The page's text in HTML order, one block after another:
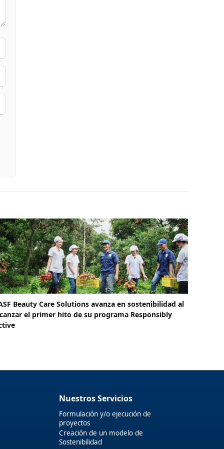
Beauty Care Solutions avanza en sostenibilidad al
el primer hito de su programa Responsibly
Nuestros Servicios
Formulación y/o ejecución de
proyectos
Creación de un modelo de
Sostenibilidad